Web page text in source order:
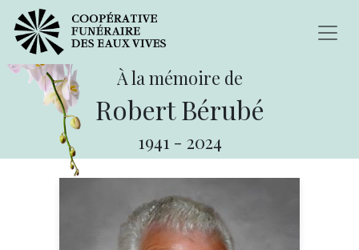
À la mémoire de
Robert Bérubé
1941 - 2024